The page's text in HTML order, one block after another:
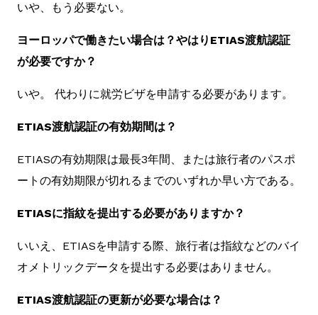
いや、もう必要ない。
ヨーロッパで働きたい場合は？やはりETIAS渡航認証
が必要ですか？
いや。 代わりに就労ビザを申請する必要があります。
ETIAS渡航認証の有効期間は？
ETIASの有効期限は最長3年間、または旅行者のパスポ
ートの有効期限が切れるまでのいずれか早い方である。
ETIASに指紋を提出する必要がありますか？
いいえ、ETIASを申請する際、旅行者は指紋などのバイ
オメトリックデータを提出する必要はありません。
ETIAS渡航認証の更新が必要な場合は？